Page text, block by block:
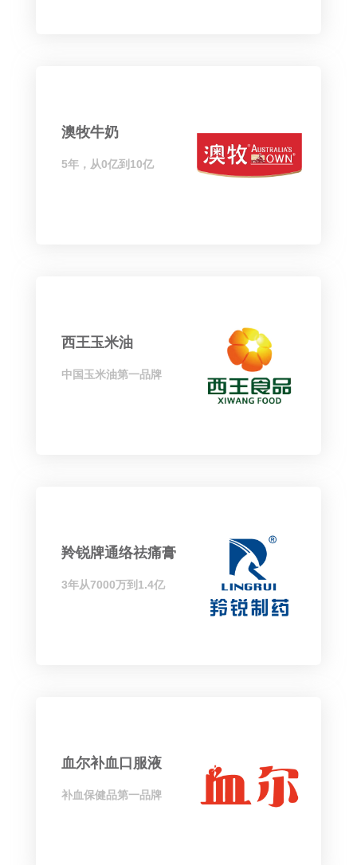
澳牧牛奶
5年，从0亿到10亿
西王玉米油
中国玉米油第一品牌
羚锐牌通络祛痛膏
3年从7000万到1.4亿
血尔补血口服液
补血保健品第一品牌